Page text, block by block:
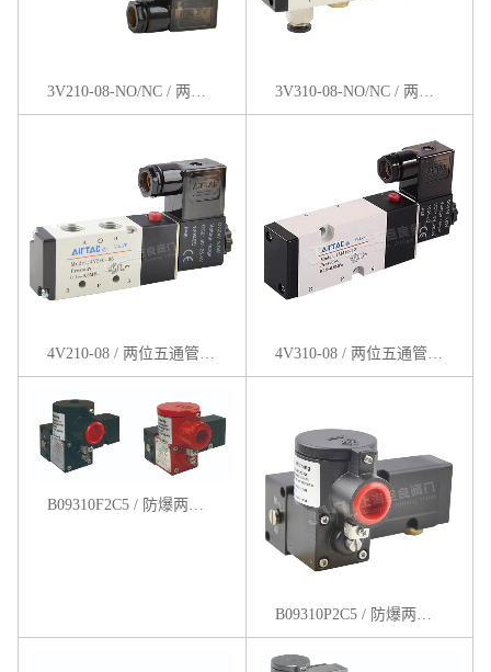
3V210-08-NO/NC / 两位三通管式电磁阀 3V310-08-NO/NC / 两位三通管式电磁阀
B09310P2C5 / 防爆两位五通管式电磁阀